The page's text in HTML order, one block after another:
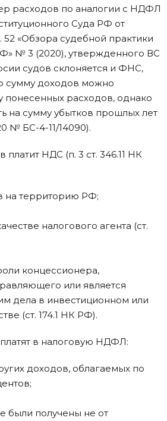
расходов по аналогии с НДФЛ
Суда РФ от
52 «Обзора судебной практики
№ 3 (2020), утвержденного ВС
судов склоняется и ФНС,
сумму доходов можно
понесенных расходов, однако
на сумму убытков прошлых лет
№ БС-4-11/14090).
НДС (п. 3 ст. 346.11 НК
на территорию РФ;
налогового агента (ст.
концессионера,
или является
дела в инвестиционном или
(ст. 174.1 НК РФ).
в налоговую НДФЛ:
доходов, облагаемых по
были получены не от